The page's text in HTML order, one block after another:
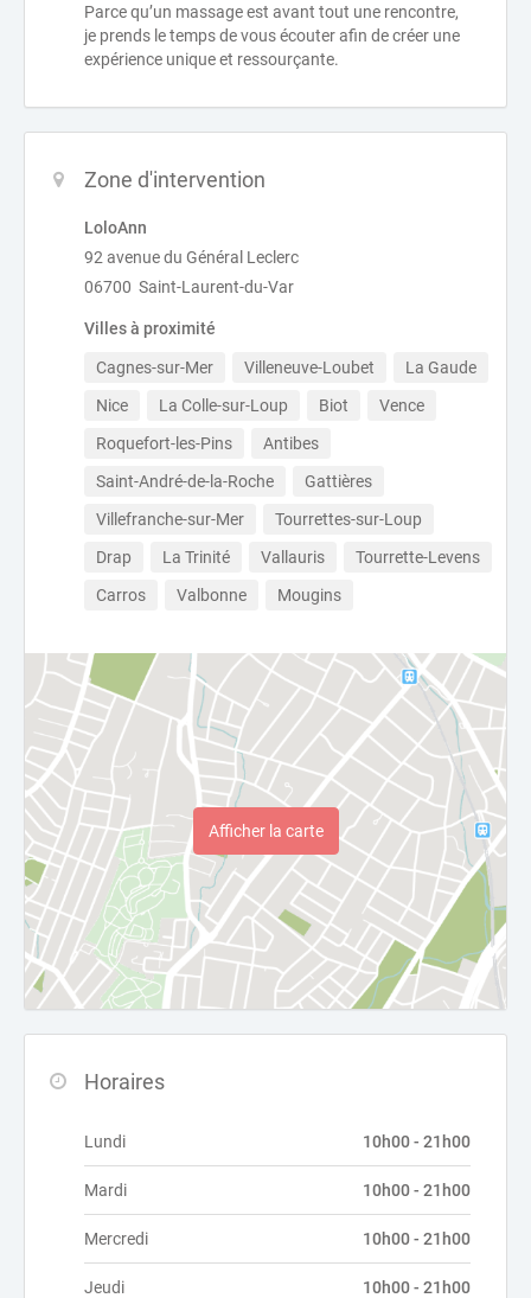
Parce qu’un massage est avant tout une rencontre,
je prends le temps de vous écouter afin de créer une
expérience unique et ressourçante.
Zone d'intervention
LoloAnn
92 avenue du Général Leclerc
06700 Saint-Laurent-du-Var
Villes à proximité
Cagnes-sur-Mer Villeneuve-Loubet
La Gaude
Nice
La Colle-sur-Loup Biot
Vence
Roquefort-les-Pins
Antibes
Saint-André-de-la-Roche
Gattières
Villefranche-sur-Mer
Tourrettes-sur-Loup
Drap
La Trinité Vallauris
Tourrette-Levens
Carros
Valbonne Mougins
Afficher la carte
Horaires
Lundi 10h00 - 21h00
Mardi 10h00 - 21h00
Mercredi 10h00 - 21h00
Jeudi 10h00 - 21h00